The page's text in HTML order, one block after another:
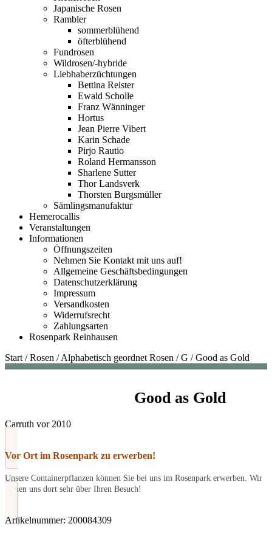
Japanische Rosen
Rambler
sommerblühend
öfterblühend
Fundrosen
Wildrosen/-hybride
Liebhaberzüchtungen
Bettina Reister
Ewald Scholle
Franz Wänninger
Hortus
Jean Pierre Vibert
Karin Schade
Pirjo Rautio
Roland Hermansson
Sharlene Sutter
Thor Landsverk
Thorsten Burgsmüller
Sämlingsmanufaktur
Hemerocallis
Veranstaltungen
Informationen
Öffnungszeiten
Nehmen Sie Kontakt mit uns auf!
Allgemeine Geschäftsbedingungen
Datenschutzerklärung
Impressum
Versandkosten
Widerrufsrecht
Zahlungsarten
Rosenpark Reinhausen
Start /Rosen /Alphabetisch geordnet Rosen /G /Good as Gold
Good as Gold
Carruth vor 2010
Vor Ort im Rosenpark zu erwerben!
Unsere Containerpflanzen können Sie bei uns im Rosenpark erwerben. Wir
freuen uns dort sehr über Ihren Besuch!
Artikelnummer: 200084309